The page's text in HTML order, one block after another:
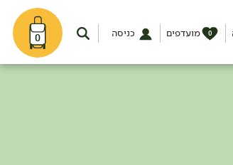
0 מועדפים 0 כניסה